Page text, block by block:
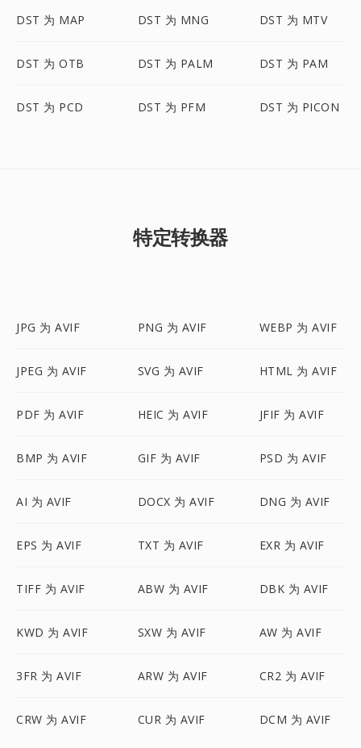
DST 为 MAP DST 为 MNG DST 为 MTV
DST 为 OTB DST 为 PALM DST 为 PAM
DST 为 PCD DST 为 PFM DST 为 PICON
特定转换器
JPG 为 AVIF PNG 为 AVIF WEBP 为 AVIF
JPEG 为 AVIF SVG 为 AVIF HTML 为 AVIF
PDF 为 AVIF HEIC 为 AVIF JFIF 为 AVIF
BMP 为 AVIF GIF 为 AVIF PSD 为 AVIF
AI 为 AVIF DOCX 为 AVIF DNG 为 AVIF
EPS 为 AVIF TXT 为 AVIF EXR 为 AVIF
TIFF 为 AVIF ABW 为 AVIF DBK 为 AVIF
KWD 为 AVIF SXW 为 AVIF AW 为 AVIF
3FR 为 AVIF ARW 为 AVIF CR2 为 AVIF
CRW 为 AVIF CUR 为 AVIF DCM 为 AVIF